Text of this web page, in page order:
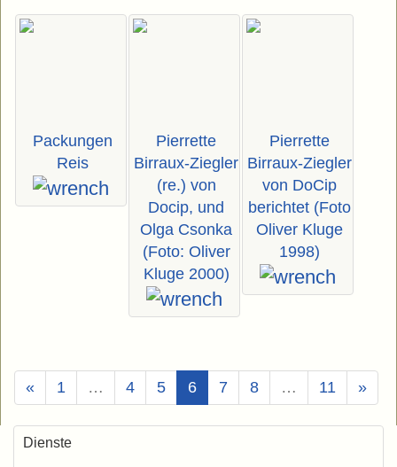
Packungen
Reis
Pierrette
Birraux-Ziegler
(re.) von
Docip, und
Olga Csonka
(Foto: Oliver
Kluge 2000)
Pierrette
Birraux-Ziegler
von DoCip
berichtet (Foto
Oliver Kluge
1998)
« 1 … 4 5 6(Aktuell)
7 8 … 11 »
Dienste